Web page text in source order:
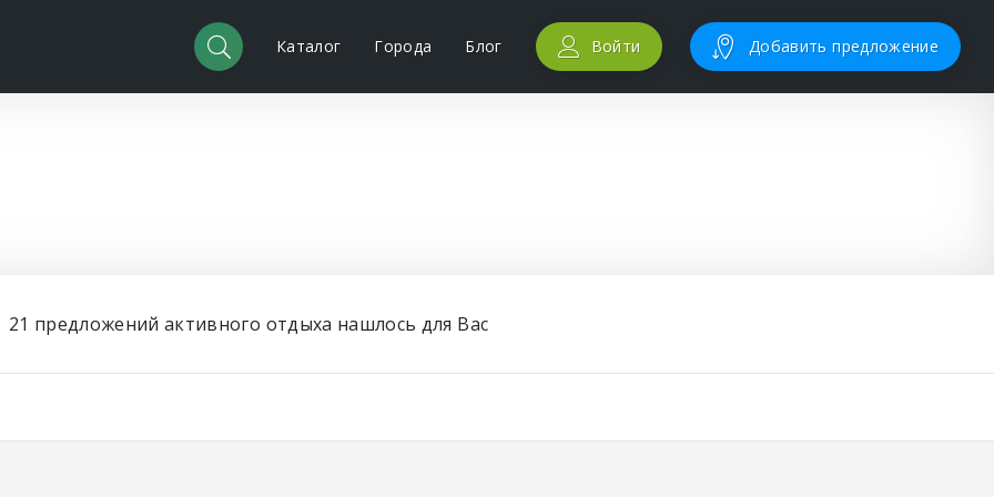
Войти Добавить предложение
Каталог Города Блог
21 предложений активного отдыха нашлось для Вас